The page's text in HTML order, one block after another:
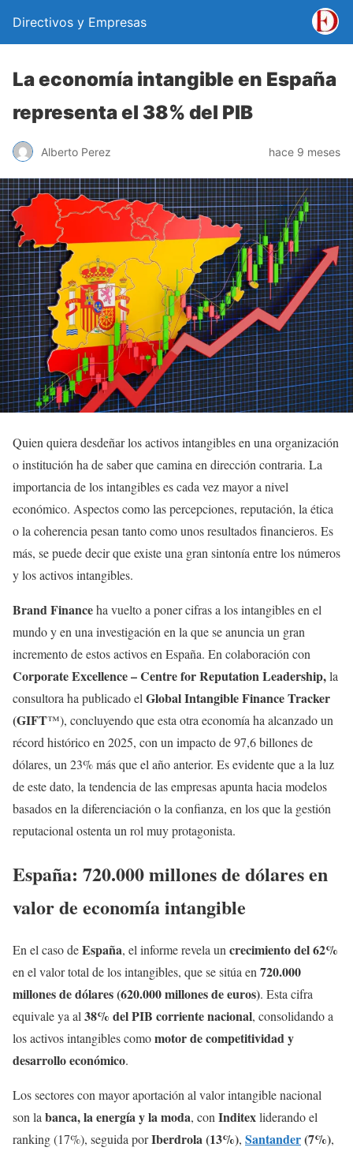
Directivos y Empresas
La economía intangible en España
representa el 38% del PIB
Alberto Perez hace 9 meses
Quien quiera desdeñar los activos intangibles en una organización
o institución ha de saber que camina en dirección contraria. La
importancia de los intangibles es cada vez mayor a nivel
económico. Aspectos como las percepciones, reputación, la ética
o la coherencia pesan tanto como unos resultados financieros. Es
más, se puede decir que existe una gran sintonía entre los números
y los activos intangibles.
Brand Financeha vuelto a poner cifras a los intangibles en el
mundo y en una investigación en la que se anuncia un gran
incremento de estos activos en España. En colaboración con
Corporate Excellence – Centre for Reputation Leadership,la
consultora ha publicado el Global Intangible Finance Tracker
(GIFT™), concluyendo que esta otra economía ha alcanzado un
récord histórico en 2025, con un impacto de 97,6 billones de
dólares, un 23% más que el año anterior. Es evidente que a la luz
de este dato, la tendencia de las empresas apunta hacia modelos
basados en la diferenciación o la confianza, en los que la gestión
reputacional ostenta un rol muy protagonista.
España: 720.000 millones de dólares en
valor de economía intangible
En el caso deEspaña, el informe revela uncrecimiento del 62%
en el valor total de los intangibles, que se sitúa en720.000
millones de dólares (620.000 millones de euros). Esta cifra
equivale ya al38% del PIB corriente nacional, consolidando a
los activos intangibles comomotor de competitividad y
desarrollo económico.
Los sectores con mayor aportación al valor intangible nacional
son labanca, la energía y la moda, conInditexliderando el
ranking (17%), seguida porIberdrola (13%), Santander(7%),